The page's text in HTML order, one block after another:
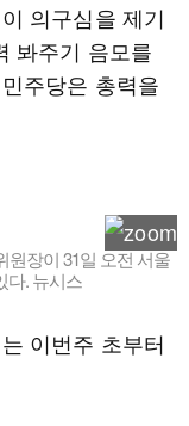
의구심을 제기
봐주기 음모를
주당은 총력을
장이 31일 오전 서울
다. 뉴시스
이번주 초부터